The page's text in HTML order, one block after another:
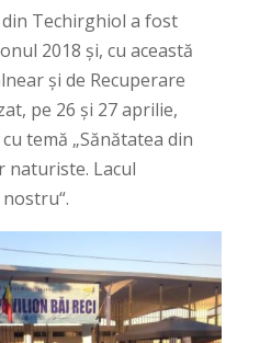
din Techirghiol a fost
2018 și, cu această
și de Recuperare
pe 26 și 27 aprilie,
temă „Sănătatea din
naturiste. Lacul